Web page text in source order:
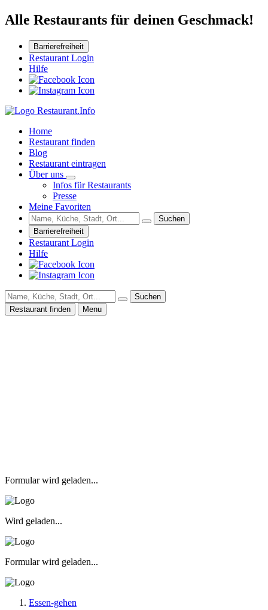
Alle Restaurants für deinen Geschmack!
Barrierefreiheit
Restaurant Login
Hilfe
Home
Restaurant finden
Blog
Restaurant eintragen
Über uns
Infos für Restaurants
Presse
Meine Favoriten
Suchen
Barrierefreiheit
Restaurant Login
Hilfe
Suchen
Restaurant finden
Menu
Formular wird geladen...
Wird geladen...
Formular wird geladen...
Essen-gehen